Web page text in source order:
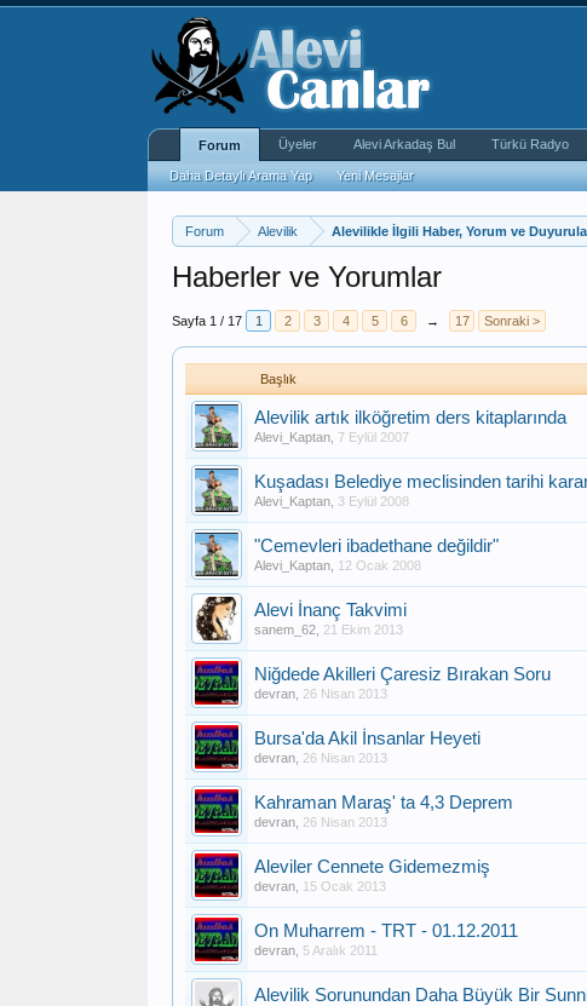
Forum Alevilik Alevilikle İlgili Haber, Yorum ve
Haberler ve Yorumlar
Sayfa 1 / 17 1 2 3 4 5 6 → 17 Sonraki >
Başlık
Alevilik artık ilköğretim ders kitaplarında
Alevi_Kaptan 7 Eylül 2007
Kuşadası Belediye meclisinden tarihi
Alevi_Kaptan 3 Eylül 2008
"Cemevleri ibadethane değildir"
Alevi_Kaptan 12 Ocak 2008
Alevi İnanç Takvimi
sanem_62 21 Ekim 2013
Niğdede Akilleri Çaresiz Bırakan Soru
devran 26 Nisan 2013
Bursa'da Akil İnsanlar Heyeti
devran 26 Nisan 2013
Kahraman Maraş' ta 4,3 Deprem
devran 26 Nisan 2013
Aleviler Cennete Gidemezmiş
devran 15 Ocak 2013
On Muharrem - TRT - 01.12.2011
devran 5 Aralık 2011
Alevilik Sorunundan Daha Büyük Bir
Forum
Daha Detaylı Arama Yap Yeni Mesajlar
Üyeler Alevi Arkadaş Bul Türkü Radyo